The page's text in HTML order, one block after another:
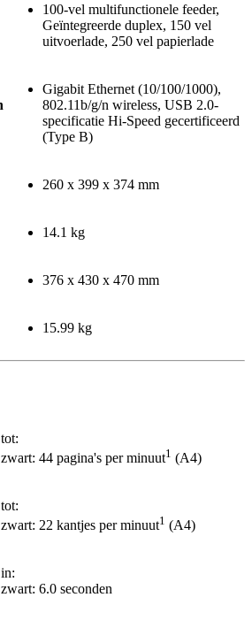
100-vel multifunctionele feeder,
Geïntegreerde duplex, 150 vel
uitvoerlade, 250 vel papierlade
Gigabit Ethernet (10/100/1000),
802.11b/g/n wireless, USB 2.0-
specificatie Hi-Speed gecertificeerd
(Type B)
260 x 399 x 374 mm
14.1 kg
376 x 430 x 470 mm
15.99 kg
tot:
zwart: 44 pagina's per minuut1 (A4)
tot:
zwart: 22 kantjes per minuut1 (A4)
in:
zwart: 6.0 seconden